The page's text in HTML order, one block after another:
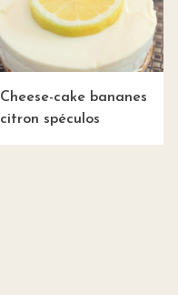
Cheese-cake bananes
citron spéculos